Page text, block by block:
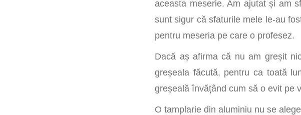
aceasta meserie. Am ajutat și am
sunt sigur că sfaturile mele le-au
pentru meseria pe care o profesez.
Dacă aș afirma că nu am greșit
greșeala făcută, pentru ca toată
greșeală învățând cum să o evit pe
O tamplarie din aluminiu nu se